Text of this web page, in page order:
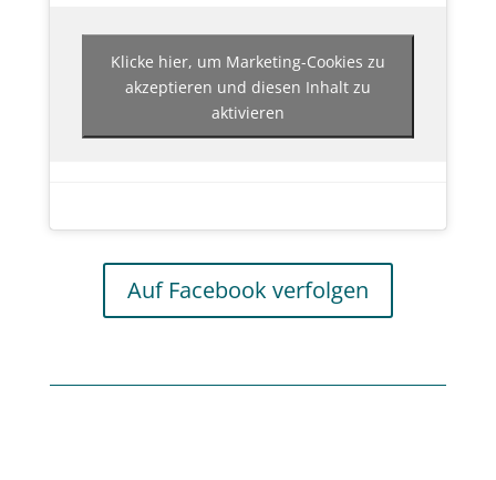
Klicke hier, um Marketing-Cookies zu
akzeptieren und diesen Inhalt zu
aktivieren
Auf Facebook verfolgen